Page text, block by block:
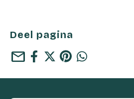
Deel pagina
mail